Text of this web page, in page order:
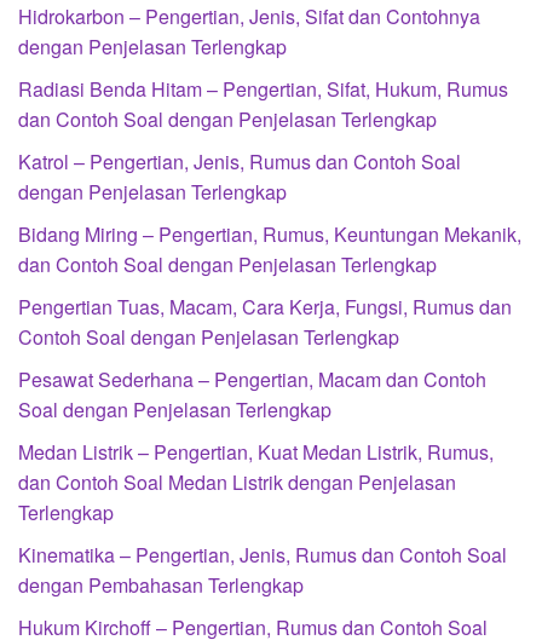
Hidrokarbon – Pengertian, Jenis, Sifat dan Contohnya
dengan Penjelasan Terlengkap
Radiasi Benda Hitam – Pengertian, Sifat, Hukum, Rumus
dan Contoh Soal dengan Penjelasan Terlengkap
Katrol – Pengertian, Jenis, Rumus dan Contoh Soal
dengan Penjelasan Terlengkap
Bidang Miring – Pengertian, Rumus, Keuntungan Mekanik,
dan Contoh Soal dengan Penjelasan Terlengkap
Pengertian Tuas, Macam, Cara Kerja, Fungsi, Rumus dan
Contoh Soal dengan Penjelasan Terlengkap
Pesawat Sederhana – Pengertian, Macam dan Contoh
Soal dengan Penjelasan Terlengkap
Medan Listrik – Pengertian, Kuat Medan Listrik, Rumus,
dan Contoh Soal Medan Listrik dengan Penjelasan
Terlengkap
Kinematika – Pengertian, Jenis, Rumus dan Contoh Soal
dengan Pembahasan Terlengkap
Hukum Kirchoff – Pengertian, Rumus dan Contoh Soal